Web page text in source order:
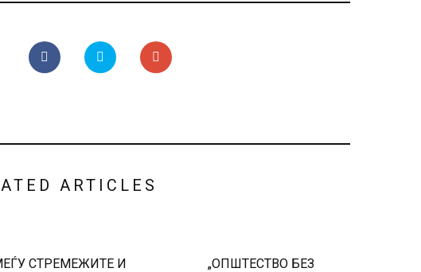
ARTICLES
СТРЕМЕЖИТЕ И
„ОПШТЕСТВО БЕЗ